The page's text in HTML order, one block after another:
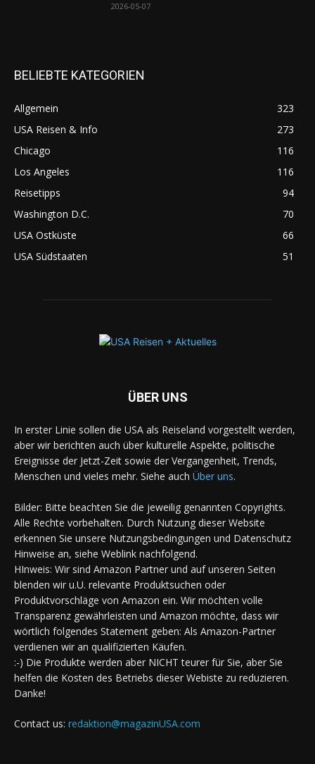
2026-05-07
BELIEBTE KATEGORIEN
Allgemein
323
USA Reisen & Info
273
Chicago
116
Los Angeles
116
Reisetipps
94
Washington D.C.
70
USA Ostküste
66
USA Südstaaten
51
ÜBER UNS
In erster Linie sollen die USA als Reiseland vorgestellt werden,
aber wir berichten auch über kulturelle Aspekte, politische
Ereignisse der Jetzt-Zeit sowie der Vergangenheit, Trends,
Menschen und vieles mehr. Siehe auch Über uns.
Bilder: Bitte beachten Sie die jeweilig genannten Copyrights.
Alle Rechte vorbehalten. Durch Nutzung dieser Website
erkennen Sie unsere Nutzungsbedingungen und Datenschutz
Hinweise an, siehe Weblink nachfolgend.
HInweis: Wir sind Amazon Partner und auf unseren Seiten
blenden wir u.U. relevante Produktsuchen oder
Produktvorschläge von Amazon ein. Wir möchten volle
Transparenz gewährleisten und Amazon möchte, dass wir
wörtlich folgendes Statement geben: Als Amazon-Partner
verdienen wir an qualifizierten Käufen.
:-) Die Produkte werden aber NICHT teurer für Sie, aber Sie
helfen die Kosten des Betriebs dieser Webiste zu reduzieren.
Danke!
Contact us: redaktion@magazinUSA.com